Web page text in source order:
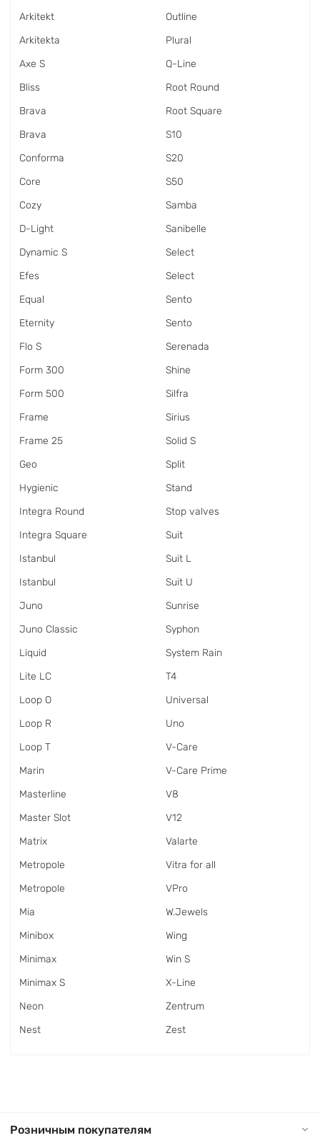
Arkitekt
Arkitekta
Axe S
Bliss
Brava
Brava
Conforma
Core
Cozy
D-Light
Dynamic S
Efes
Equal
Eternity
Flo S
Form 300
Form 500
Frame
Frame 25
Geo
Hygienic
Integra Round
Integra Square
Istanbul
Istanbul
Juno
Juno Classic
Liquid
Lite LC
Loop O
Loop R
Loop T
Marin
Masterline
Master Slot
Matrix
Metropole
Metropole
Mia
Minibox
Minimax
Minimax S
Neon
Nest
Outline
Plural
Q-Line
Root Round
Root Square
S10
S20
S50
Samba
Sanibelle
Select
Select
Sento
Sento
Serenada
Shine
Silfra
Sirius
Solid S
Split
Stand
Stop valves
Suit
Suit L
Suit U
Sunrise
Syphon
System Rain
T4
Universal
Uno
V-Care
V-Care Prime
V8
V12
Valarte
Vitra for all
VPro
W.Jewels
Wing
Win S
X-Line
Zentrum
Zest
Розничным покупателям